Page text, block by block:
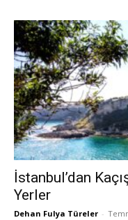
İstanbul’dan
Yerler
Dehan Fulya Türeler -